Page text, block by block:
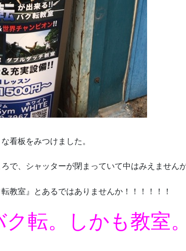
看板をみつけました。
で、シャッターが閉まっていて中はみえませんが
教室』とあるではありませんか！！！！！！
転。しかも教室。